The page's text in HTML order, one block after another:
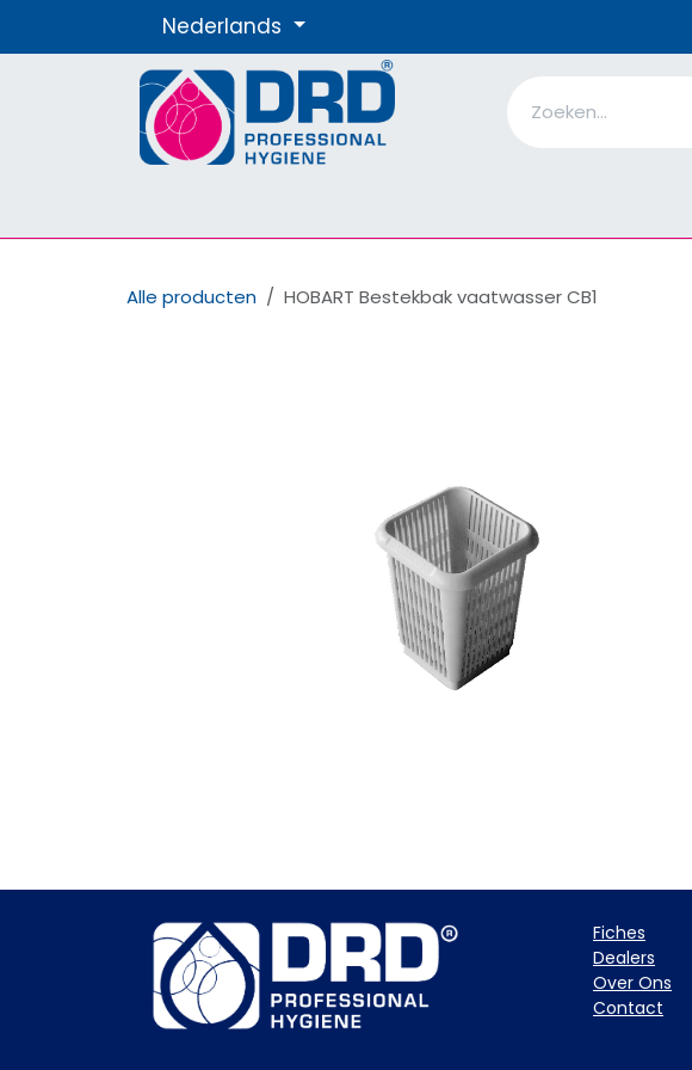
Nederlands
Alle producten HOBART Bestekbak vaatwasser CB1
Fiche​s
Dealers
Over Ons
Contact